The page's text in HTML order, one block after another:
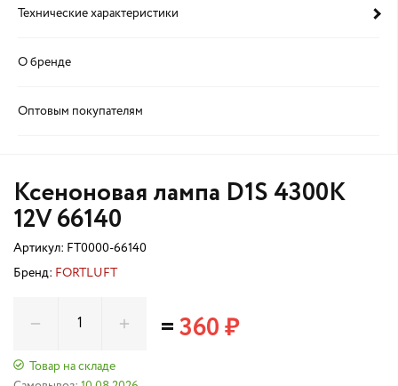
Технические характеристики
О бренде
Оптовым покупателям
Ксеноновая лампа D1S 4300K
12V 66140
Артикул: FT0000-66140
Бренд: FORTLUFT
Товар на складе
=360 ₽